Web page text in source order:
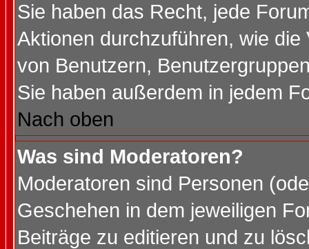
Sie haben das Recht, jede
Aktionen durchzuführen, wie
von Benutzern,
Sie haben außerdem in jedem
Nach oben
Was sind Moderatoren?
Moderatoren sind Personen
Geschehen in dem jeweiligen
Beiträge zu editieren und zu